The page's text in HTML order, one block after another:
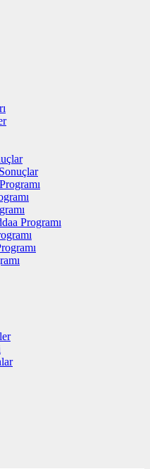
Programı